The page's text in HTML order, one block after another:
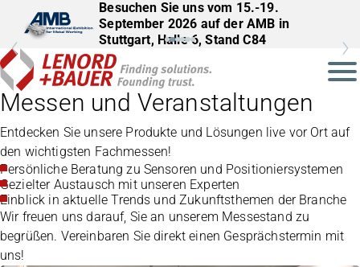
Besuchen Sie uns vom 15.-19.
September 2026 auf der AMB in
Stuttgart, Halle 6, Stand C84
Besuchen Sie uns vom 22.–25.
September 2026 auf der InnoTrans in
Berlin, Halle 27, Stand 561
Messen und Veranstaltungen
Entdecken Sie unsere Produkte und Lösungen live vor Ort auf
den wichtigsten Fachmessen!
Persönliche Beratung zu Sensoren und Positioniersystemen
Gezielter Austausch mit unseren Experten
Einblick in aktuelle Trends und Zukunftsthemen der Branche
Wir freuen uns darauf, Sie an unserem Messestand zu
begrüßen. Vereinbaren Sie direkt einen Gesprächstermin mit
uns!